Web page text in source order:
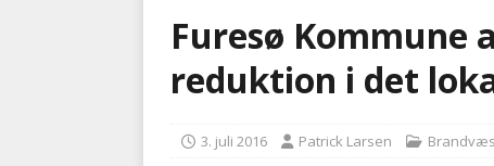
[ 3. august 2026 ]
Furesø Kommune
reduktion i det
3. juli 2016 Patrick Larsen